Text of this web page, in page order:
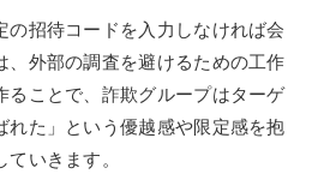
の招待コードを入力しなければ会
、外部の調査を避けるための工作
ることで、詐欺グループはターゲ
れた」という優越感や限定感を抱
いきます。